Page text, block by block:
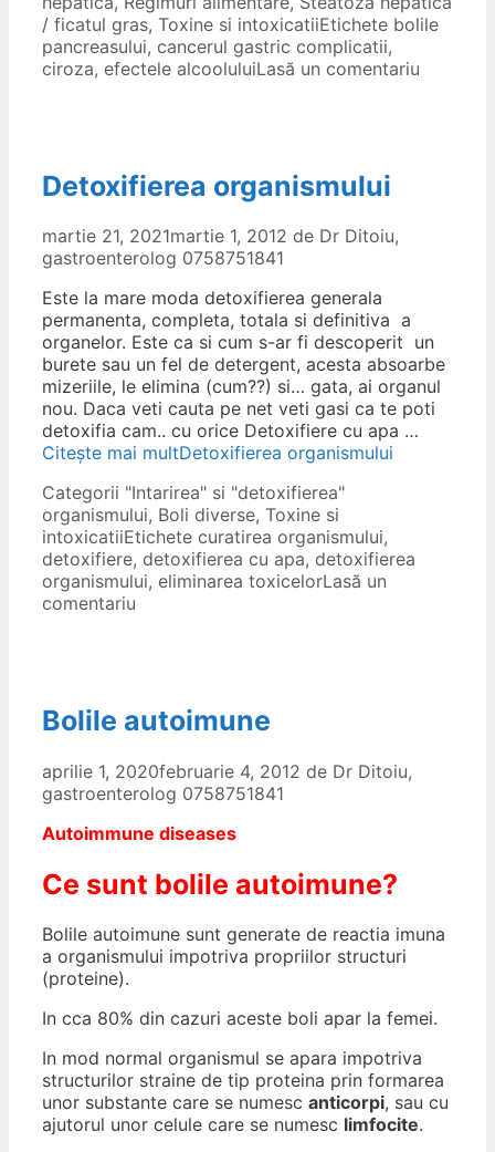
/ ficatul gras, Toxine si intoxicatiiEtichete bolile
pancreasului, cancerul gastric complicatii,
ciroza, efectele alcooluluiLasă un comentariu
Detoxifierea organismului
martie 21, 2021martie 1, 2012 de Dr Ditoiu,
gastroenterolog 0758751841
Este la mare moda detoxifierea generala
permanenta, completa, totala si definitiva a
organelor. Este ca si cum s-ar fi descoperit un
burete sau un fel de detergent, acesta absoarbe
mizeriile, le elimina (cum??) si… gata, ai organul
nou. Daca veti cauta pe net veti gasi ca te poti
detoxifia cam.. cu orice Detoxifiere cu apa …
Citește mai multDetoxifierea organismului
Categorii "Intarirea" si "detoxifierea"
organismului, Boli diverse, Toxine si
intoxicatiiEtichete curatirea organismului,
detoxifiere, detoxifierea cu apa, detoxifierea
organismului, eliminarea toxicelorLasă un
comentariu
Bolile autoimune
aprilie 1, 2020februarie 4, 2012 de Dr Ditoiu,
gastroenterolog 0758751841
Autoimmune diseases
Ce sunt bolile autoimune?
Bolile autoimune sunt generate de reactia imuna
a organismului impotriva propriilor structuri
(proteine).
In cca 80% din cazuri aceste boli apar la femei.
In mod normal organismul se apara impotriva
structurilor straine de tip proteina prin formarea
unor substante care se numesc anticorpi, sau cu
ajutorul unor celule care se numesc limfocite.